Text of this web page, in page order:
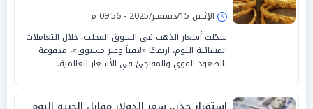
الإثنين 15/ديسمبر/2025 - 09:56 م
سجّلت أسعار الذهب في السوق المحلية، خلال التعاملات
المسائية اليوم، ارتفاعًا «لافتاً وغير مسبوق»، مدفوعة
بالصعود القوي والمفاجئ في الأسعار العالمية.